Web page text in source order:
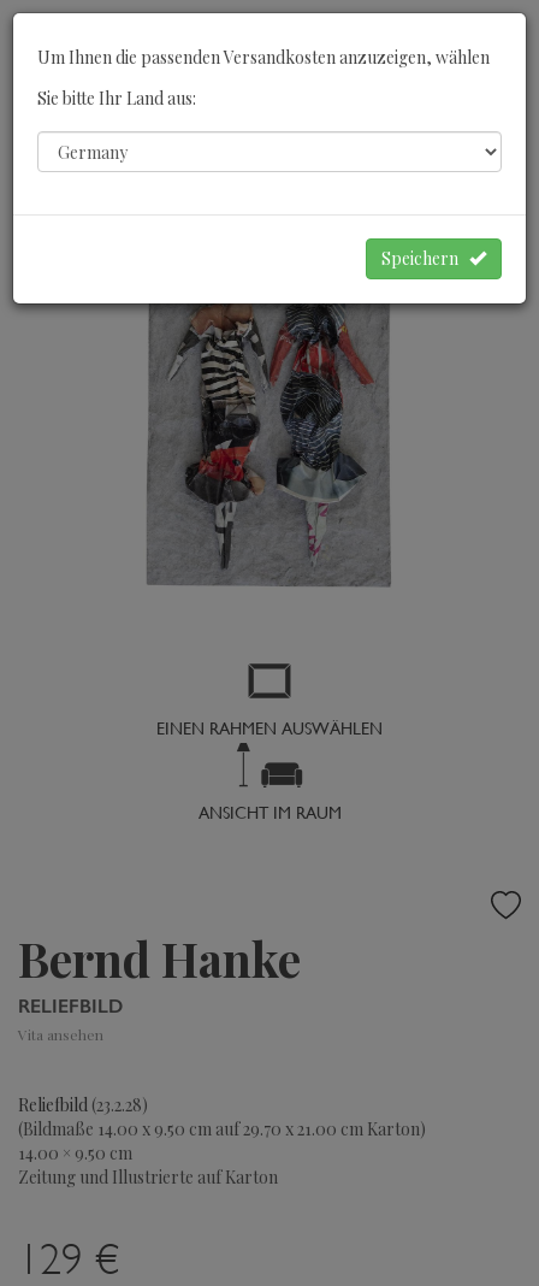
EINEN RAHMEN AUSWÄHLEN
ANSICHT IM RAUM
Bernd Hanke
RELIEFBILD
Vita ansehen
Reliefbild (23.2.28)
(Bildmaße 14.00 x 9.50 cm auf 29.70 x 21.00 cm Karton)
14.00 × 9.50 cm
Zeitung und Illustrierte auf Karton
129 €
Um Ihnen die passenden Versandkosten anzuzeigen, wählen
Sie bitte Ihr Land aus:
Speichern